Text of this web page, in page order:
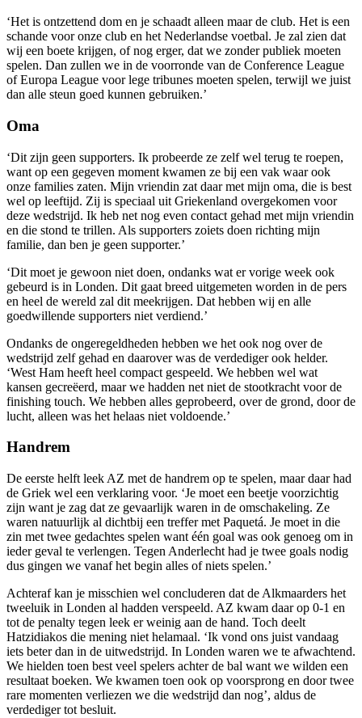
‘Het is ontzettend dom en je schaadt alleen maar de club. Het is een
schande voor onze club en het Nederlandse voetbal. Je zal zien dat
wij een boete krijgen, of nog erger, dat we zonder publiek moeten
spelen. Dan zullen we in de voorronde van de Conference League
of Europa League voor lege tribunes moeten spelen, terwijl we juist
dan alle steun goed kunnen gebruiken.’
Oma
‘Dit zijn geen supporters. Ik probeerde ze zelf wel terug te roepen,
want op een gegeven moment kwamen ze bij een vak waar ook
onze families zaten. Mijn vriendin zat daar met mijn oma, die is best
wel op leeftijd. Zij is speciaal uit Griekenland overgekomen voor
deze wedstrijd. Ik heb net nog even contact gehad met mijn vriendin
en die stond te trillen. Als supporters zoiets doen richting mijn
familie, dan ben je geen supporter.’
‘Dit moet je gewoon niet doen, ondanks wat er vorige week ook
gebeurd is in Londen. Dit gaat breed uitgemeten worden in de pers
en heel de wereld zal dit meekrijgen. Dat hebben wij en alle
goedwillende supporters niet verdiend.’
Ondanks de ongeregeldheden hebben we het ook nog over de
wedstrijd zelf gehad en daarover was de verdediger ook helder.
‘West Ham heeft heel compact gespeeld. We hebben wel wat
kansen gecreëerd, maar we hadden net niet de stootkracht voor de
finishing touch. We hebben alles geprobeerd, over de grond, door de
lucht, alleen was het helaas niet voldoende.’
Handrem
De eerste helft leek AZ met de handrem op te spelen, maar daar had
de Griek wel een verklaring voor. ‘Je moet een beetje voorzichtig
zijn want je zag dat ze gevaarlijk waren in de omschakeling. Ze
waren natuurlijk al dichtbij een treffer met Paquetá. Je moet in die
zin met twee gedachtes spelen want één goal was ook genoeg om in
ieder geval te verlengen. Tegen Anderlecht had je twee goals nodig
dus gingen we vanaf het begin alles of niets spelen.’
Achteraf kan je misschien wel concluderen dat de Alkmaarders het
tweeluik in Londen al hadden verspeeld. AZ kwam daar op 0-1 en
tot de penalty tegen leek er weinig aan de hand. Toch deelt
Hatzidiakos die mening niet helamaal. ‘Ik vond ons juist vandaag
iets beter dan in de uitwedstrijd. In Londen waren we te afwachtend.
We hielden toen best veel spelers achter de bal want we wilden een
resultaat boeken. We kwamen toen ook op voorsprong en door twee
rare momenten verliezen we die wedstrijd dan nog’, aldus de
verdediger tot besluit.